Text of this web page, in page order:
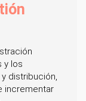
y los
distribución,
incrementar